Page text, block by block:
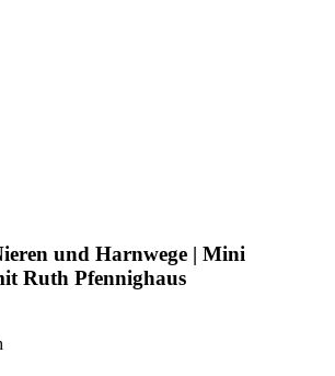
und Harnwege | Mini
Ruth Pfennighaus